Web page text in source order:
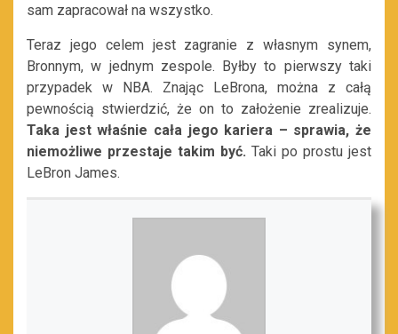
sam zapracował na wszystko.
Teraz jego celem jest zagranie z własnym synem,
Bronnym, w jednym zespole. Byłby to pierwszy taki
przypadek w NBA. Znając LeBrona, można z całą
pewnością stwierdzić, że on to założenie zrealizuje.
Taka jest właśnie cała jego kariera – sprawia, że
niemożliwe przestaje takim być. Taki po prostu jest
LeBron James.